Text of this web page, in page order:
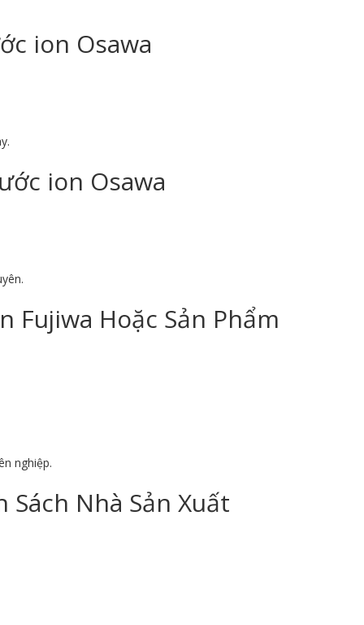
ion Osawa
ion Osawa
Fujiwa Hoặc Sản Phẩm
nghiệp.
Nhà Sản Xuất